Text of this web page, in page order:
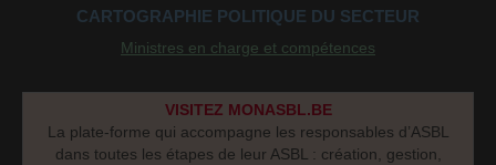
CARTOGRAPHIE POLITIQUE DU SECTEUR
Ministres en charge et compétences
VISITEZ MONASBL.BE
La plate-forme qui accompagne les responsables d’ASBL
dans toutes les étapes de leur ASBL : création, gestion,